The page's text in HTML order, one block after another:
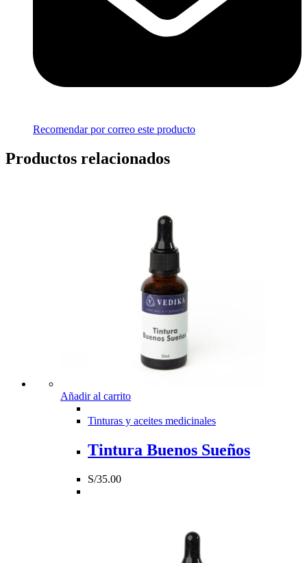
Recomendar por correo este producto
Productos relacionados
Añadir al carrito
Tinturas y aceites medicinales
Tintura Buenos Sueños
S/35.00